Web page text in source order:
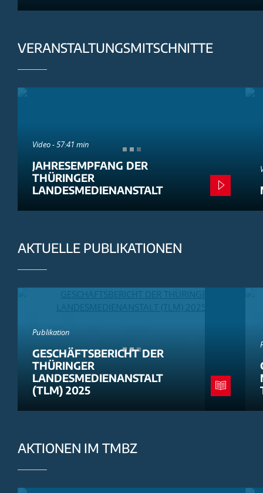
VERANSTALTUNGSMITSCHNITTE
Video - 57:41 min
JAHRESEMPFANG DER
THÜRINGER
LANDESMEDIENANSTALT
AKTUELLE PUBLIKATIONEN
Publikation
GESCHÄFTSBERICHT DER
THÜRINGER
LANDESMEDIENANSTALT
(TLM) 2025
AKTIONEN IM TMBZ